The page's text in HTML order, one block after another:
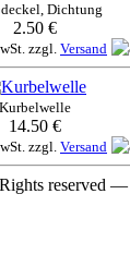
Dichtung
2.50 €
zzgl. Versand
Kurbelwelle
14.50 €
zzgl. Versand
reserved —